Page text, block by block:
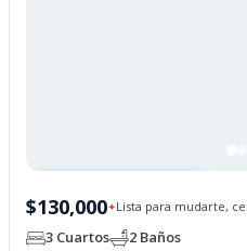
$130,000✦Lista para mudarte,
3 Cuartos 2 Baños